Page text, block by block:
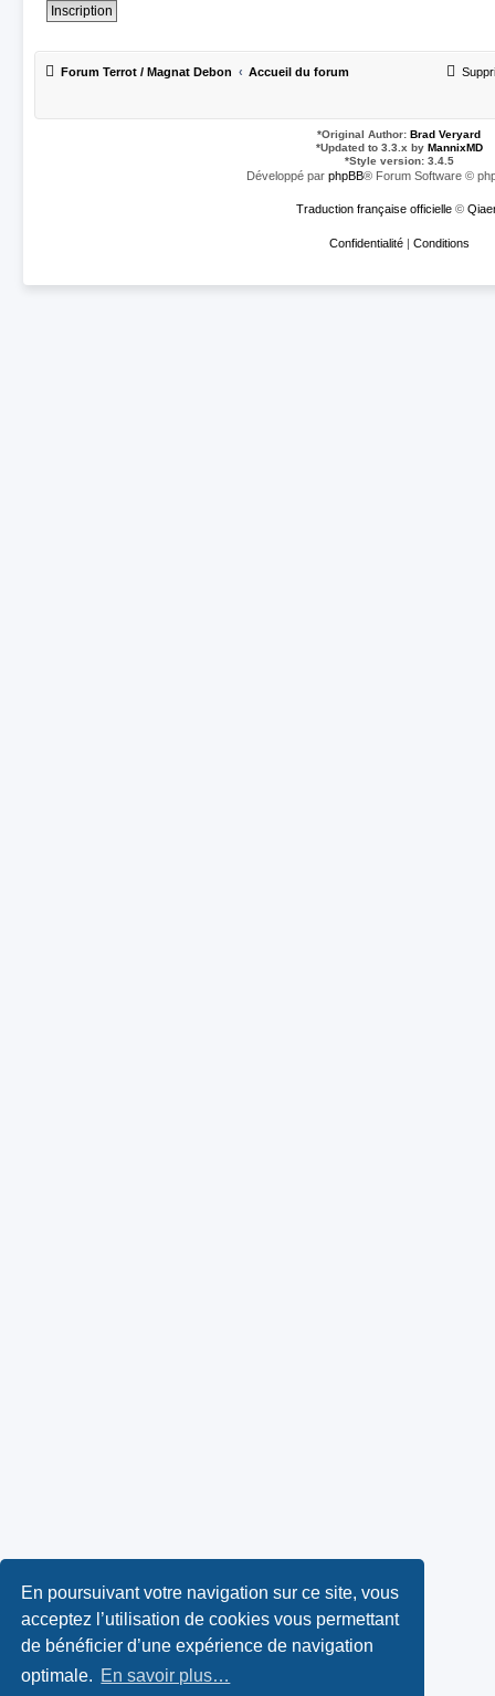
En poursuivant votre navigation sur ce site, vous
acceptez l’utilisation de cookies vous permettant
de bénéficier d’une expérience de navigation
optimale. En savoir plus…
Inscription
Forum Terrot / Magnat Debon Accueil du forum
*Original Author: Brad Veryard
*Updated to 3.3.x by MannixMD
*Style version: 3.4.5
Développé par phpBB® Forum Software ©
Traduction française officielle©
Confidentialité | Conditions